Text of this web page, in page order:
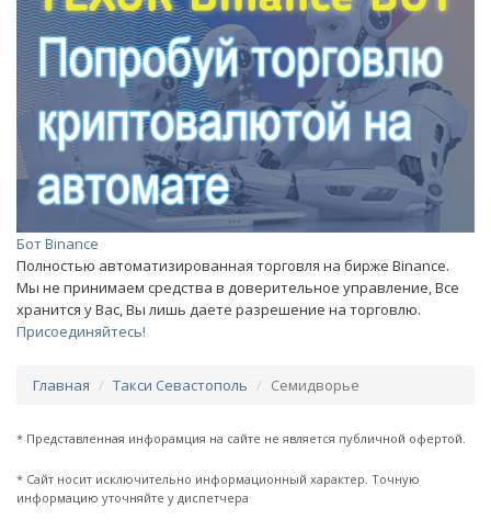
Бот Binance
Полностью автоматизированная торговля на бирже Binance.
Мы не принимаем средства в доверительное управление, Все
хранится у Вас, Вы лишь даете разрешение на торговлю.
Присоединяйтесь!
Главная Такси Севастополь Семидворье
* Представленная инфорамция на сайте не является публичной офертой.
* Сайт носит исключительно информационный характер. Точную
информацию уточняйте у диспетчера